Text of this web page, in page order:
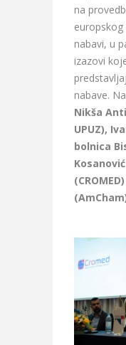
na
nabavi, u
izazovi
nabave.
Nikša
UPUZ),
bolnica